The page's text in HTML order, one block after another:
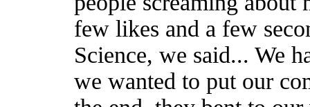
few likes and a few
Science, we said... We
we wanted to put our